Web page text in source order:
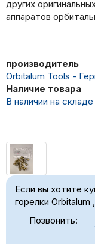
других
аппаратов
производитель
Orbitalum Tools -
Наличие товара
В наличии на складе
Если вы хотите
горелки
Позвонить: